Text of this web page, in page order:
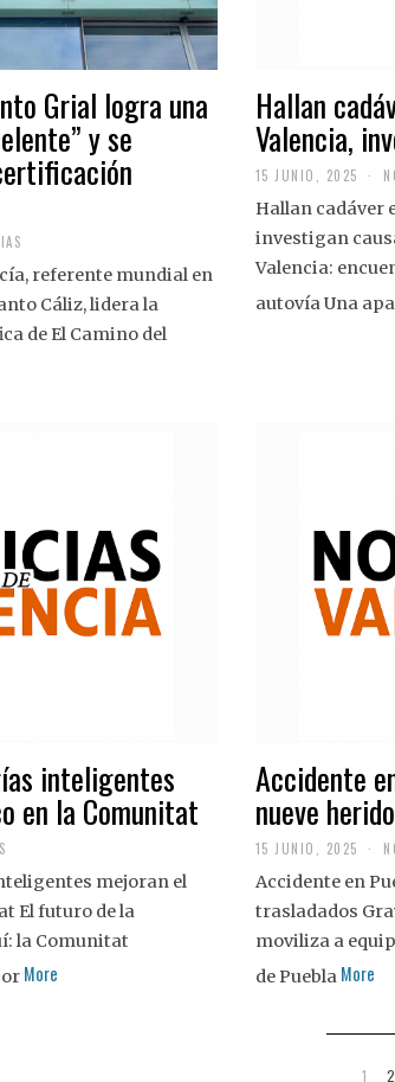
Grial logra una
y se
referente mundial en
Cáliz, lidera la
de El Camino del
Hallan
Valencia,
15 JUNIO, 2025
Hallan cadáver
investigan
Valencia:
autovía Una
inteligentes
en la Comunitat
mejoran el
El futuro de la
la Comunitat
More
Accidente
nueve
15 JUNIO, 2025
Accidente en
trasladados
moviliza a
de Puebla More
1 2